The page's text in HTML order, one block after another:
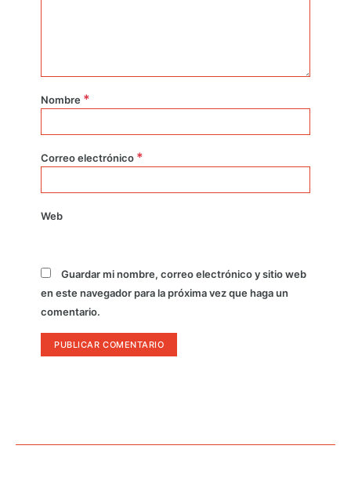
Nombre *
Correo electrónico *
Web
Guardar mi nombre, correo electrónico y sitio web
en este navegador para la próxima vez que haga un
comentario.